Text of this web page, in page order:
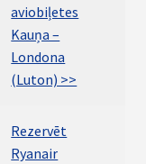
aviobiļetes
Kauņa –
Londona
(Luton) >>
Rezervēt
Ryanair